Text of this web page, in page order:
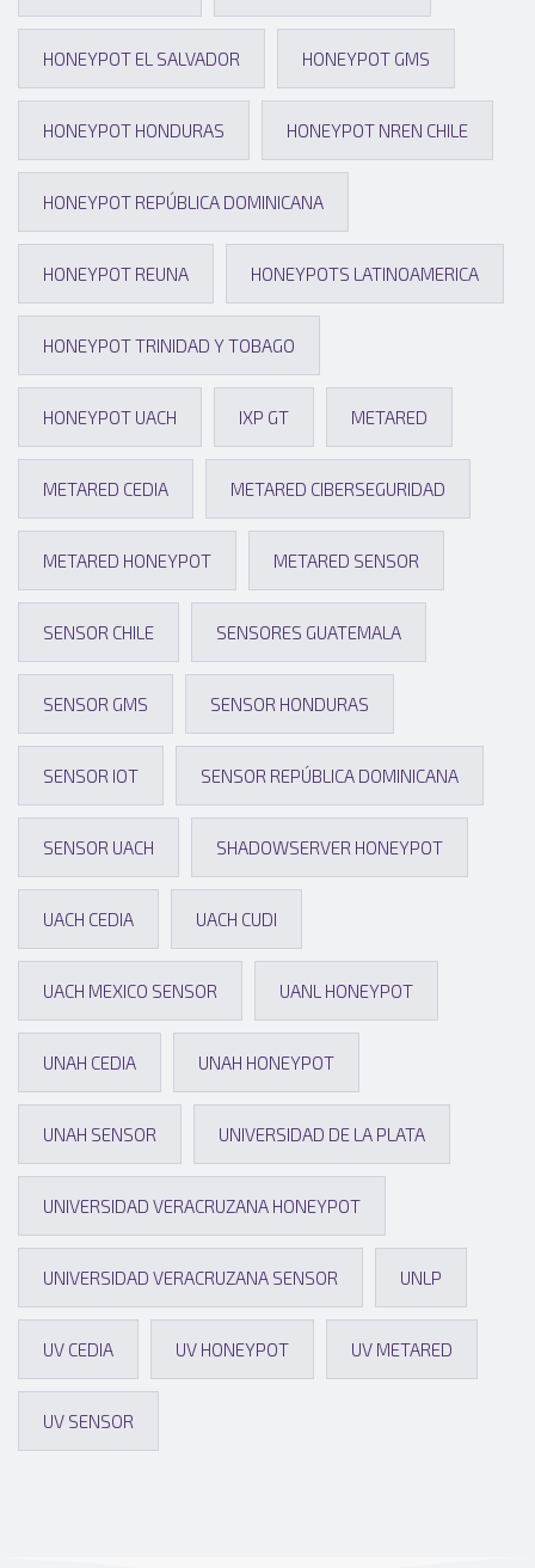
HONEYPOT EL SALVADOR HONEYPOT GMS
HONEYPOT HONDURAS HONEYPOT NREN CHILE
HONEYPOT REPÚBLICA DOMINICANA
HONEYPOT REUNA HONEYPOTS LATINOAMERICA
HONEYPOT TRINIDAD Y TOBAGO
HONEYPOT UACH IXP GT METARED
METARED CEDIA METARED CIBERSEGURIDAD
METARED HONEYPOT METARED SENSOR
SENSOR CHILE SENSORES GUATEMALA
SENSOR GMS SENSOR HONDURAS
SENSOR IOT SENSOR REPÚBLICA DOMINICANA
SENSOR UACH SHADOWSERVER HONEYPOT
UACH CEDIA UACH CUDI
UACH MEXICO SENSOR UANL HONEYPOT
UNAH CEDIA UNAH HONEYPOT
UNAH SENSOR UNIVERSIDAD DE LA PLATA
UNIVERSIDAD VERACRUZANA HONEYPOT
UNIVERSIDAD VERACRUZANA SENSOR UNLP
UV CEDIA UV HONEYPOT UV METARED
UV SENSOR